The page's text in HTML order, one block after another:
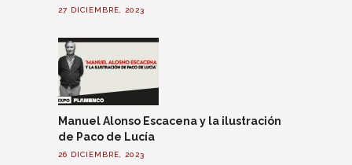
27 DICIEMBRE, 2023
Manuel Alonso Escacena y la ilustración
de Paco de Lucía
26 DICIEMBRE, 2023